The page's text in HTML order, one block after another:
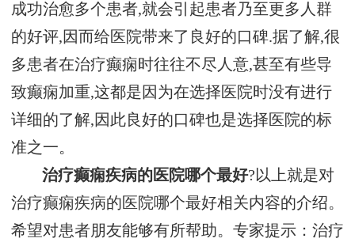
成功治愈多个患者,就会引起患者乃至更多人群
的好评,因而给医院带来了良好的口碑.据了解,很
多患者在治疗癫痫时往往不尽人意,甚至有些导
致癫痫加重,这都是因为在选择医院时没有进行
详细的了解,因此良好的口碑也是选择医院的标
准之一。
治疗癫痫疾病的医院哪个最好?以上就是对
治疗癫痫疾病的医院哪个最好相关内容的介绍。
希望对患者朋友能够有所帮助。专家提示：治疗